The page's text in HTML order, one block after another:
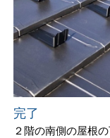
完了
２階の南側の屋根